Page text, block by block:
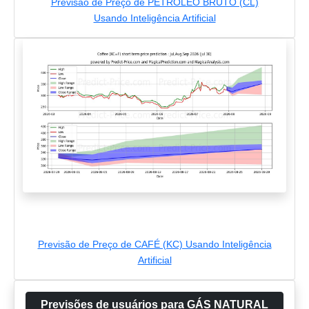
Previsão de Preço de PETRÓLEO BRUTO (CL)
Usando Inteligência Artificial
Previsão de Preço de CAFÉ (KC) Usando Inteligência
Artificial
Previsões de usuários para GÁS NATURAL